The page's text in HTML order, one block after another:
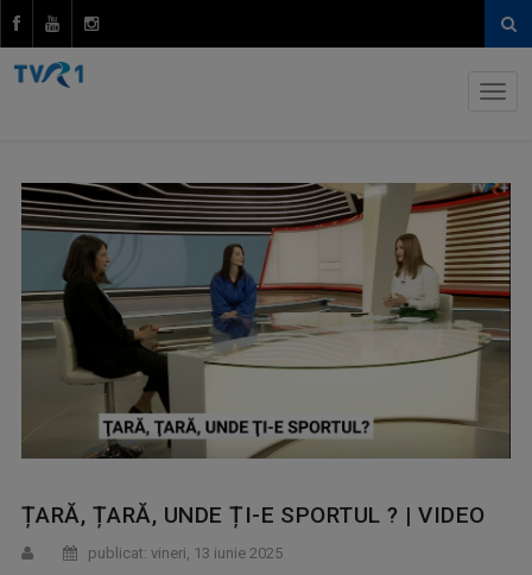
ȚARĂ, ȚARĂ, UNDE ȚI-E SPORTUL ? | VIDEO
publicat: vineri, 13 iunie 2025